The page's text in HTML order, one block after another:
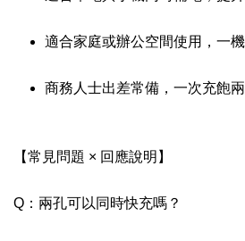
適合家庭或辦公空間使用，一
商務人士出差常備，一次充飽
【常見問題 × 回應說明】
Q：兩孔可以同時快充嗎？